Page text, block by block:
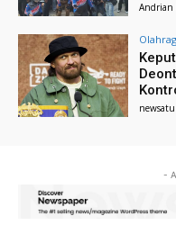
Andrian
newsatu
-